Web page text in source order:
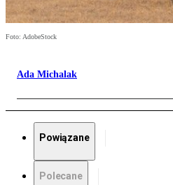
Foto: AdobeStock
Ada Michalak
Powiązane
Polecane